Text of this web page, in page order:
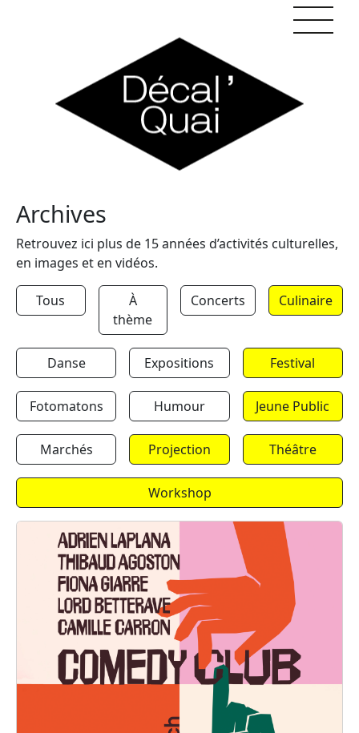
Archives
Retrouvez ici plus de 15 années d’activités culturelles,
en images et en vidéos.
Tous
À
thème
Concerts Culinaire
Danse Expositions Festival
Fotomatons Humour Jeune Public
Marchés Projection Théâtre
Workshop